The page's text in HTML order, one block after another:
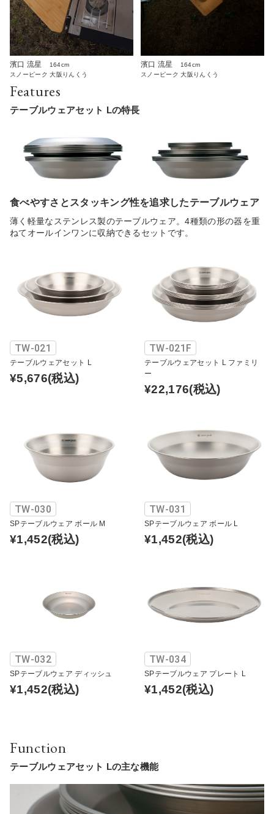
濱口 流星
164cm
スノーピーク 大阪りんくう
濱口 流星
164cm
スノーピーク 大阪りんくう
Features
テーブルウェアセット Lの特長
食べやすさとスタッキング性を追求したテーブルウェア
薄く軽量なステンレス製のテーブルウェア。4種類の形の器を重
ねてオールインワンに収納できるセットです。
TW-021
テーブルウェアセット L
¥5,676(税込)
TW-021F
テーブルウェアセット L ファミリ
ー
¥22,176(税込)
TW-030
SPテーブルウェア ボール M
¥1,452(税込)
TW-031
SPテーブルウェア ボール L
¥1,452(税込)
TW-032
SPテーブルウェア ディッシュ
¥1,452(税込)
TW-034
SPテーブルウェア プレート L
¥1,452(税込)
Function
テーブルウェアセット Lの主な機能